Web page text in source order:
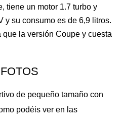
tiene un motor 1.7 turbo y
y su consumo es de 6,9 litros.
que la versión Coupe y cuesta
de pequeño tamaño con
podéis ver en las